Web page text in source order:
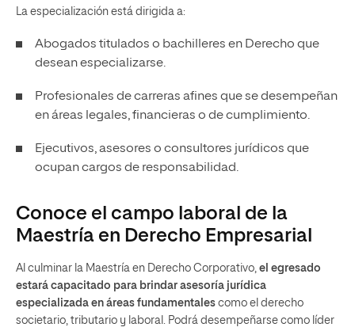
La especialización está dirigida a:
Abogados titulados o bachilleres en Derecho que
desean especializarse.
Profesionales de carreras afines que se desempeñan
en áreas legales, financieras o de cumplimiento.
Ejecutivos, asesores o consultores jurídicos que
ocupan cargos de responsabilidad.
Conoce el campo laboral de la
Maestría en Derecho Empresarial
Al culminar la Maestría en Derecho Corporativo, el egresado
estará capacitado para brindar asesoría jurídica
especializada en áreas fundamentales como el derecho
societario, tributario y laboral. Podrá desempeñarse como líder